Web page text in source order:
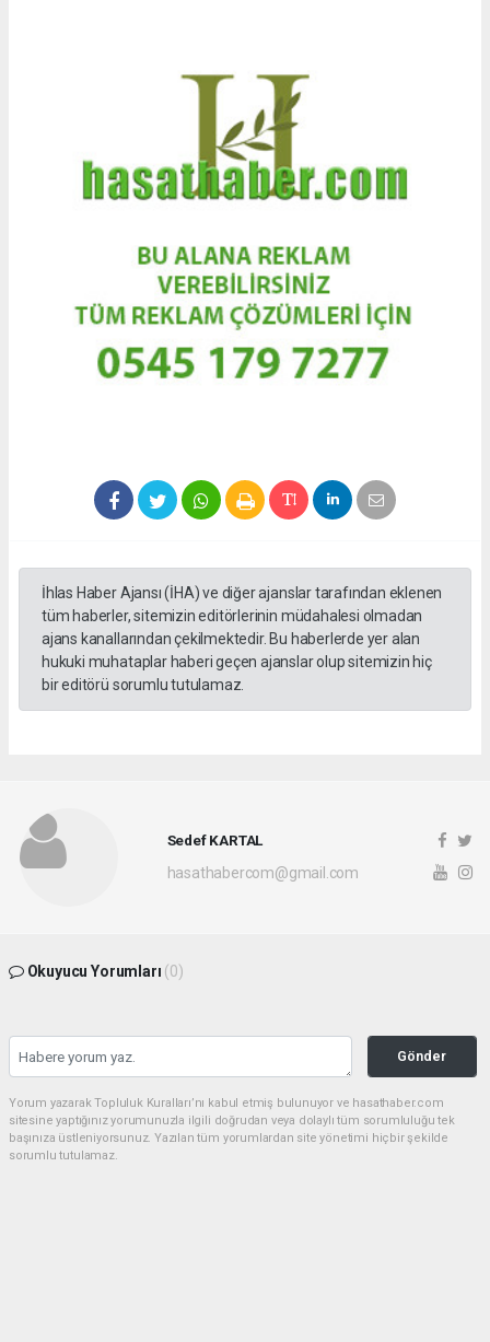
İhlas Haber Ajansı (İHA) ve diğer ajanslar tarafından eklenen
tüm haberler, sitemizin editörlerinin müdahalesi olmadan
ajans kanallarından çekilmektedir. Bu haberlerde yer alan
hukuki muhataplar haberi geçen ajanslar olup sitemizin hiç
bir editörü sorumlu tutulamaz.
Sedef KARTAL
hasathabercom@gmail.com
Okuyucu Yorumları (0)
Gönder
Yorum yazarak Topluluk Kuralları’nı kabul etmiş bulunuyor ve hasathaber.com
sitesine yaptığınız yorumunuzla ilgili doğrudan veya dolaylı tüm sorumluluğu tek
başınıza üstleniyorsunuz. Yazılan tüm yorumlardan site yönetimi hiçbir şekilde
sorumlu tutulamaz.